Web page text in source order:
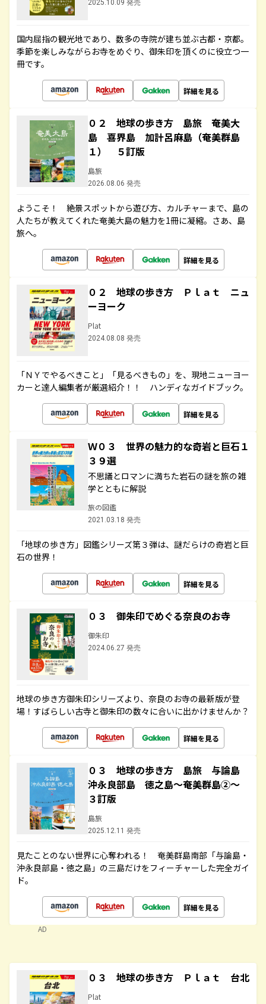
2025.10.09 発売
国内屈指の観光地であり、数多の寺院が建ち並ぶ古都・京都。
季節を楽しみながらお寺をめぐり、御朱印を頂くのに役立つ一
冊です。
詳細を見る
０２ 地球の歩き方 島旅 奄美大
島 喜界島 加計呂麻島（奄美群島
１） ５訂版
島旅
2026.08.06 発売
ようこそ！ 絶景スポットから遊び方、カルチャーまで、島の
人たちが教えてくれた奄美大島の魅力を1冊に凝縮。さあ、島
旅へ。
詳細を見る
０２ 地球の歩き方 Ｐｌａｔ ニュ
ーヨーク
Plat
2024.08.08 発売
「ＮＹでやるべきこと」「見るべきもの」を、現地ニューヨー
カーと達人編集者が厳選紹介！！ ハンディなガイドブック。
詳細を見る
Ｗ０３ 世界の魅力的な奇岩と巨石１
３９選
不思議とロマンに満ちた岩石の謎を旅の雑
学とともに解説
旅の図鑑
2021.03.18 発売
「地球の歩き方」図鑑シリーズ第３弾は、謎だらけの奇岩と巨
石の世界！
詳細を見る
０３ 御朱印でめぐる奈良のお寺
御朱印
2024.06.27 発売
地球の歩き方御朱印シリーズより、奈良のお寺の最新版が登
場！すばらしい古寺と御朱印の数々に合いに出かけませんか？
詳細を見る
０３ 地球の歩き方 島旅 与論島
沖永良部島 徳之島～奄美群島②～
３訂版
島旅
2025.12.11 発売
見たことのない世界に心奪われる！ 奄美群島南部「与論島・
沖永良部島・徳之島」の三島だけをフィーチャーした完全ガイ
ド。
詳細を見る
AD
０３ 地球の歩き方 Ｐｌａｔ 台北
Plat